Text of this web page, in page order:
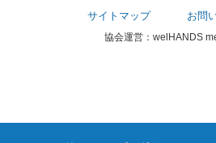
サイトマップ お問
協会運営：welHANDS